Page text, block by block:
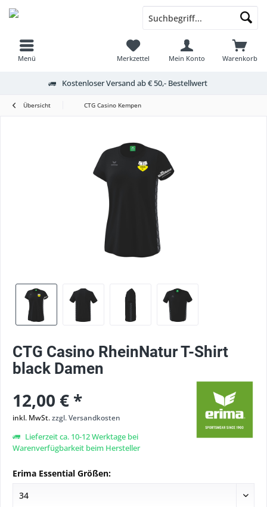
Menü Warenkorb
Merkzettel Mein Konto
Kostenloser Versand ab € 50,- Bestellwert
Übersicht CTG Casino Kempen
CTG Casino RheinNatur T-Shirt
black Damen
12,00 € *
inkl. MwSt.zzgl. Versandkosten
Lieferzeit ca. 10-12 Werktage bei
Warenverfügbarkeit beim Hersteller
Erima Essential Größen: